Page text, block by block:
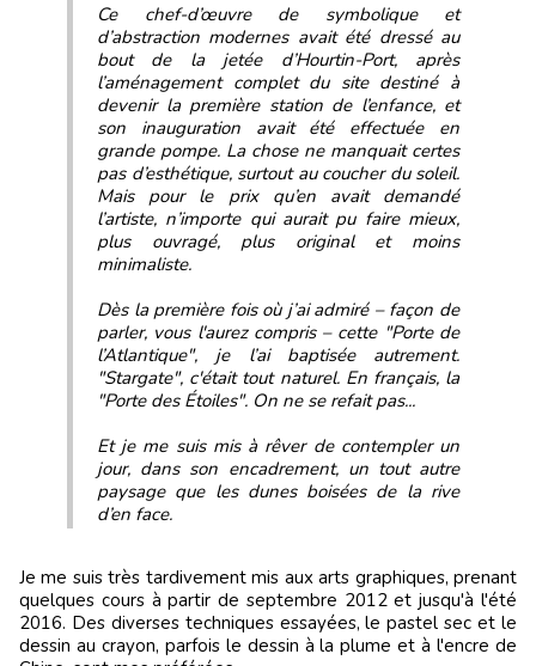
Ce chef-d’œuvre de symbolique et
d’abstraction modernes avait été dressé au
bout de la jetée d’Hourtin-Port, après
l’aménagement complet du site destiné à
devenir la première station de l’enfance, et
son inauguration avait été effectuée en
grande pompe. La chose ne manquait certes
pas d’esthétique, surtout au coucher du soleil.
Mais pour le prix qu’en avait demandé
l’artiste, n’importe qui aurait pu faire mieux,
plus ouvragé, plus original et moins
minimaliste.
Dès la première fois où j’ai admiré – façon de
parler, vous l'aurez compris – cette "Porte de
l’Atlantique", je l’ai baptisée autrement.
"Stargate", c'était tout naturel. En français, la
"Porte des Étoiles". On ne se refait pas...
Et je me suis mis à rêver de contempler un
jour, dans son encadrement, un tout autre
paysage que les dunes boisées de la rive
d’en face.
Je me suis très tardivement mis aux arts graphiques, prenant
quelques cours à partir de septembre 2012 et jusqu'à l'été
2016. Des diverses techniques essayées, le pastel sec et le
dessin au crayon, parfois le dessin à la plume et à l'encre de